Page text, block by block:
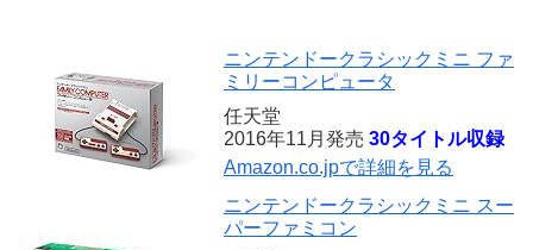
ニンテンドークラシックミニ ファ
ミリーコンピュータ
任天堂
2016年11月発売 30タイトル収録
Amazon.co.jpで詳細を見る
ニンテンドークラシックミニ スー
パーファミコン